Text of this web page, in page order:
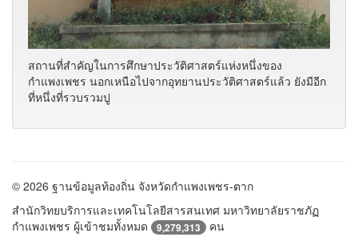
สถานที่สำคัญในการศึกษาประวัติศาสตร์แห่งหนึ่งของ
ที่หนึ่งที่รวบรวมปู
© 2026 ฐานข้อมูลท้องถิ่น จังหวัดกำแพงเพชร-ตาก